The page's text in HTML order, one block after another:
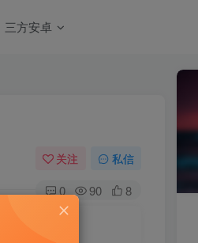
三方安卓
关注 私信
0 90 8